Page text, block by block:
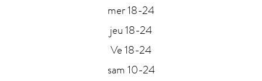
mer 18-24
jeu 18-24
Ve 18-24
sam 10-24